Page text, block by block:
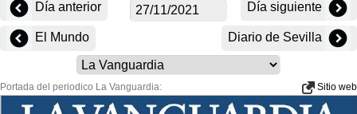
Día anterior Día siguiente
El Mundo Diario de Sevilla
Portada del periodico La Vanguardia: Sitio web